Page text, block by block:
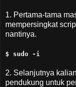
1. Pertama-tama
mempersingkat
nantinya.
$ sudo -i
2. Selanjutnya
pendukung untuk